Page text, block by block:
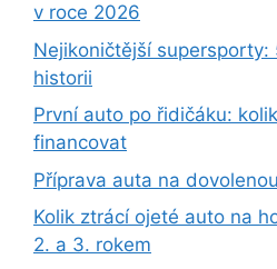
v roce 2026
Nejikoničtější supersporty:
historii
První auto po řidičáku:
financovat
Příprava auta na
Kolik ztrácí ojeté auto na
2. a 3. rokem